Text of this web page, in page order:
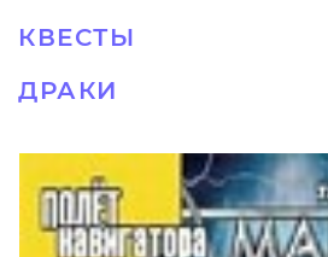
КВЕСТЫ
ДРАКИ